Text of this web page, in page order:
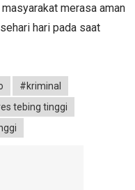
merasa aman
hari pada saat
#kriminal
tebing tinggi